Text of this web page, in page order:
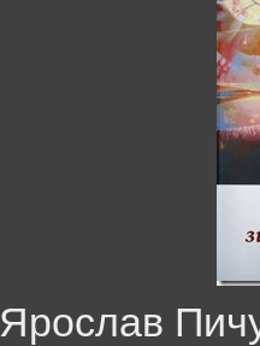
Ярослав